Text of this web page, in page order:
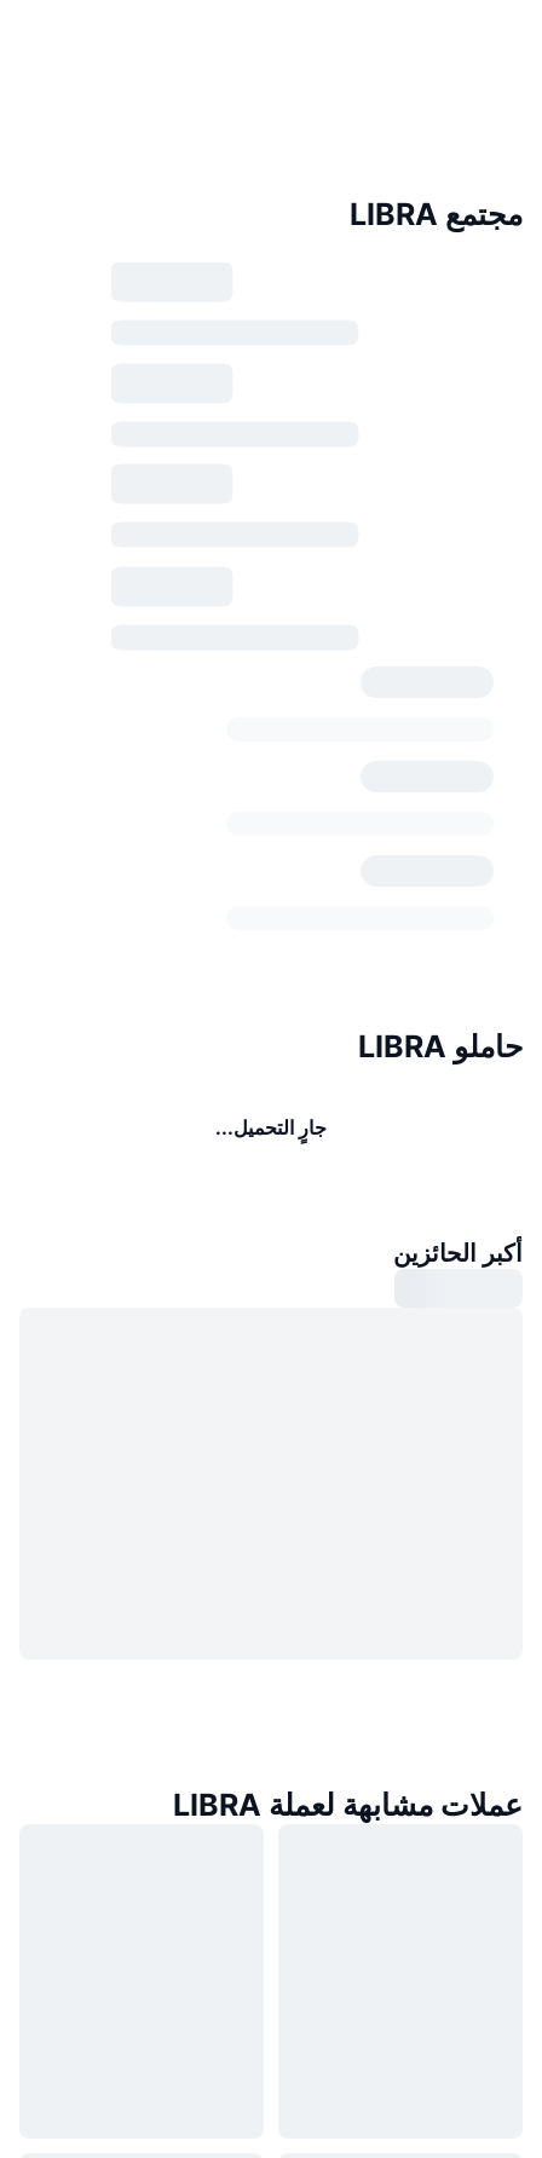
مجتمع LIBRA
حاملو LIBRA
جارٍ التحميل...
أكبر الحائزين
عملات مشابهة لعملة LIBRA